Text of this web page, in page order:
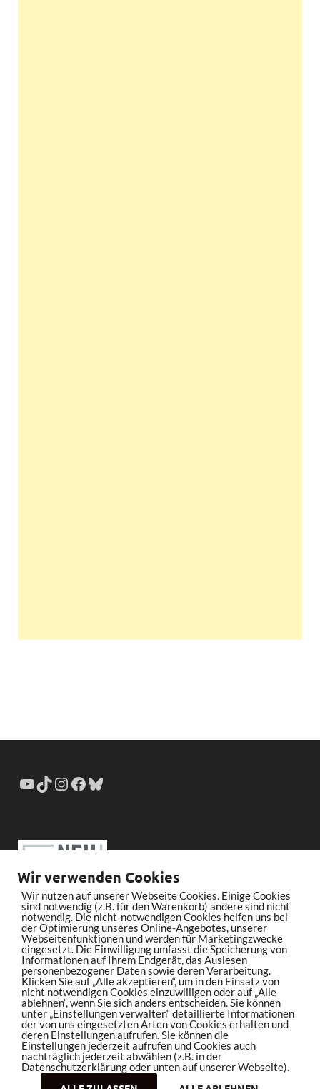
Wir verwenden Cookies
Wir nutzen auf unserer Webseite Cookies. Einige Cookies
sind notwendig (z.B. für den Warenkorb) andere sind nicht
notwendig. Die nicht-notwendigen Cookies helfen uns bei
der Optimierung unseres Online-Angebotes, unserer
Webseitenfunktionen und werden für Marketingzwecke
eingesetzt. Die Einwilligung umfasst die Speicherung von
Informationen auf Ihrem Endgerät, das Auslesen
personenbezogener Daten sowie deren Verarbeitung.
Klicken Sie auf „Alle akzeptieren“, um in den Einsatz von
nicht notwendigen Cookies einzuwilligen oder auf „Alle
ablehnen“, wenn Sie sich anders entscheiden. Sie können
unter „Einstellungen verwalten“ detaillierte Informationen
der von uns eingesetzten Arten von Cookies erhalten und
deren Einstellungen aufrufen. Sie können die
Einstellungen jederzeit aufrufen und Cookies auch
nachträglich jederzeit abwählen (z.B. in der
Datenschutzerklärung oder unten auf unserer Webseite).